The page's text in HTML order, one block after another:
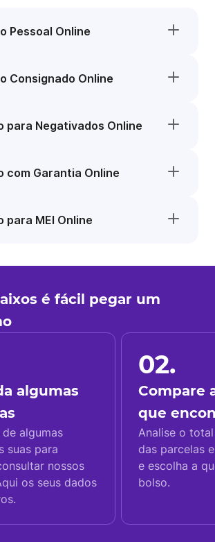
Pessoal Online
Consignado Online
para Negativados Online
com Garantia Online
para MEI Online
é fácil pegar um
algumas
algumas
suas para
nossos
os seus dados
02.
Compare
que
Analise o
das parcelas
e escolha a
bolso.